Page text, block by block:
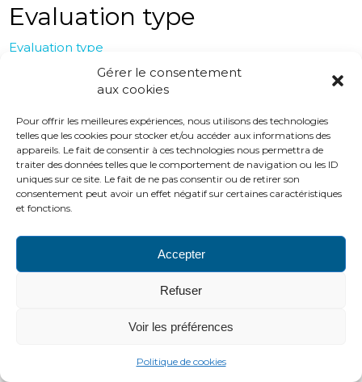
Gérer le consentement
aux cookies
Pour offrir les meilleures expériences, nous utilisons des technologies
telles que les cookies pour stocker et/ou accéder aux informations des
appareils. Le fait de consentir à ces technologies nous permettra de
traiter des données telles que le comportement de navigation ou les ID
uniques sur ce site. Le fait de ne pas consentir ou de retirer son
consentement peut avoir un effet négatif sur certaines caractéristiques
et fonctions.
Accepter
Refuser
Voir les préférences
Politique de cookies
Evaluation type
Evaluation type
CONTACTS
2016 ADH
http://www.adh-asso.org